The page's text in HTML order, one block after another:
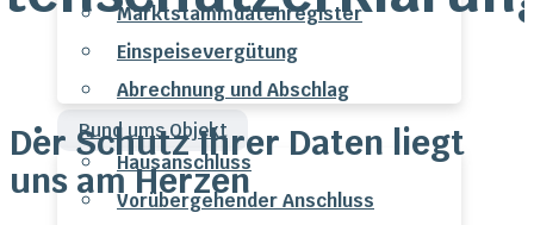
Marktstammdatenregister
Einspeisevergütung
Abrechnung und Abschlag
Rund ums Objekt
Hausanschluss
Vorübergehender Anschluss
Der Schutz Ihrer Daten liegt
uns am Herzen